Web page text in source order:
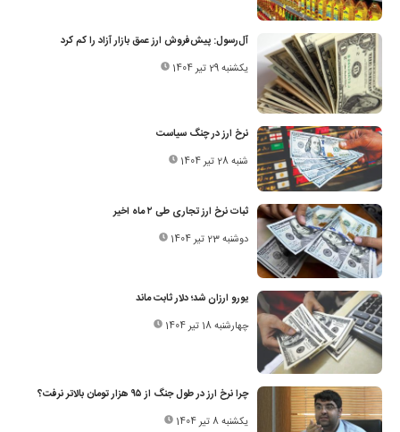
آل‌رسول: پیش‌فروش ارز عمق بازار آزاد را کم کرد
یکشنبه 29 تیر 1404
نرخ ارز در چنگ سیاست
شنبه 28 تیر 1404
ثبات نرخ ارز تجاری طی ۲ ماه اخیر
دوشنبه 23 تیر 1404
یورو ارزان‌ شد؛ دلار ثابت ماند
چهارشنبه 18 تیر 1404
چرا نرخ ارز در طول جنگ از ۹۵‌ هزار تومان بالاتر نرفت؟
یکشنبه 8 تیر 1404